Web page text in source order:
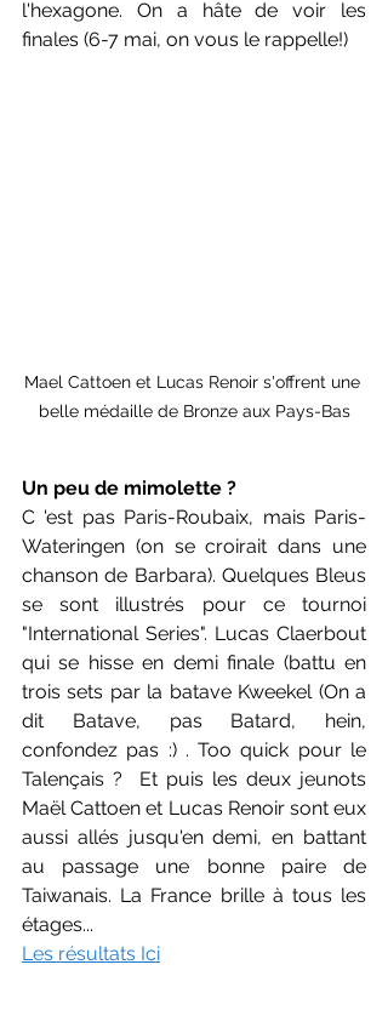
l'hexagone. On a hâte de voir les
finales (6-7 mai, on vous le rappelle!)
Mael Cattoen et Lucas Renoir s'offrent une
belle médaille de Bronze aux Pays-Bas
Un peu de mimolette ?
C 'est pas Paris-Roubaix, mais Paris-
Wateringen (on se croirait dans une
chanson de Barbara). Quelques Bleus
se sont illustrés pour ce tournoi
"International Series". Lucas Claerbout
qui se hisse en demi finale (battu en
trois sets par la batave Kweekel (On a
dit Batave, pas Batard, hein,
confondez pas :) . Too quick pour le
Talençais ?  Et puis les deux jeunots
Maël Cattoen et Lucas Renoir sont eux
aussi allés jusqu'en demi, en battant
au passage une bonne paire de
Taiwanais. La France brille à tous les
étages...
Les résultats Ici